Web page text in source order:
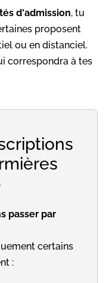
d‘admission, tu
proposent
ou en distanciel.
correspondra à tes
passer par
certains
: